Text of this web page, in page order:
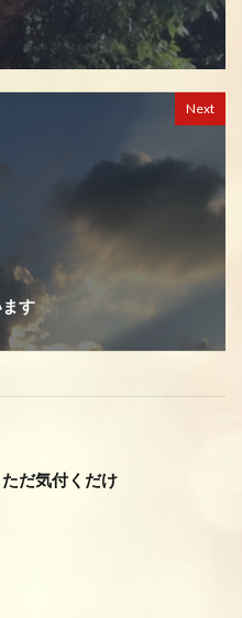
Next
す
ただ気付くだけ